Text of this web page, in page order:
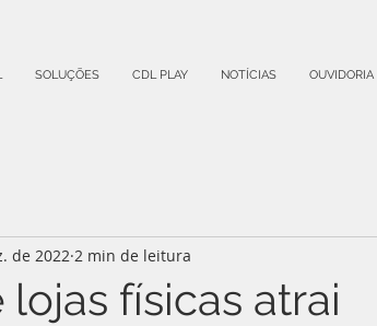
SOLUÇÕES CDL PLAY NOTÍCIAS OUVIDORIA
físicas atrai
de 2022 2 min de leitura